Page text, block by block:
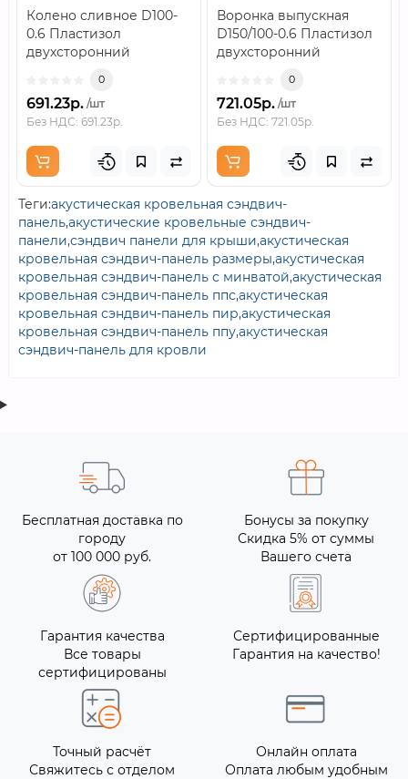
Колено сливное D100-
0.6 Пластизол
двухсторонний
0
691.23р. /шт
Без НДС: 691.23р.
Воронка выпускная
D150/100-0.6 Пластизол
двухсторонний
0
721.05р. /шт
Без НДС: 721.05р.
Теги:акустическая кровельная сэндвич-
панель,акустические кровельные сэндвич-
панели,сэндвич панели для крыши,акустическая
кровельная сэндвич-панель размеры,акустическая
кровельная сэндвич-панель с минватой,акустическая
кровельная сэндвич-панель ппс,акустическая
кровельная сэндвич-панель пир,акустическая
кровельная сэндвич-панель ппу,акустическая
сэндвич-панель для кровли
Бесплатная доставка по
городу
от 100 000 руб.
Бонусы за покупку
Скидка 5% от суммы
Вашего счета
Гарантия качества
Все товары
сертифицированы
Сертифицированные
Гарантия на качество!
Точный расчёт
Свяжитесь с отделом
Онлайн оплата
Оплата любым удобным